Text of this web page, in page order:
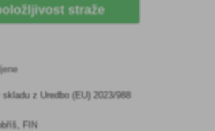
straže
z Uredbo (EU) 2023/988
FIN